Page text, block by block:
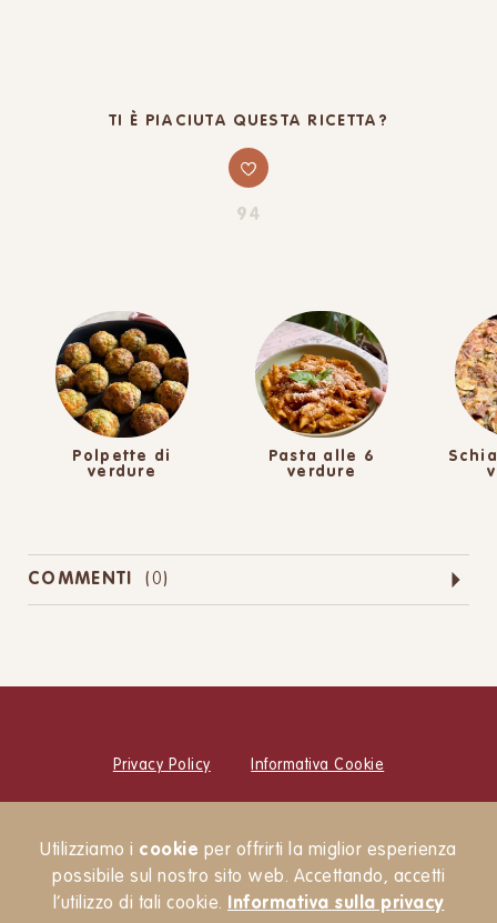
Utilizziamo i cookie per offrirti la miglior esperienza
possibile sul nostro sito web. Accettando, accetti
l’utilizzo di tali cookie. Informativa sulla privacy
TI È PIACIUTA QUESTA RICETTA?
94
Polpette di
verdure
Pasta alle 6
verdure
COMMENTI (0)
Privacy Policy Informativa Cookie
Newsletter